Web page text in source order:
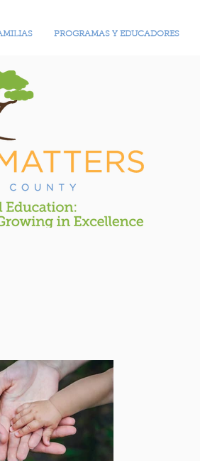
PROGRAMAS Y EDUCADORES